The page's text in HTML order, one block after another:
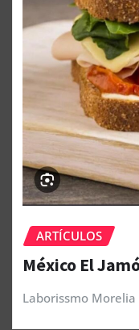
ARTÍCULOS
México El
Laborissmo Morelia